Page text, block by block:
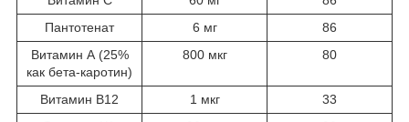
Пантотенат
6 мг
86
Витамин А (25%
как бета-каротин)
800 мкг 80
Витамин B12 1 мкг
33